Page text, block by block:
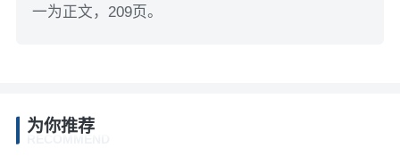
一为正文，209页。
为你推荐